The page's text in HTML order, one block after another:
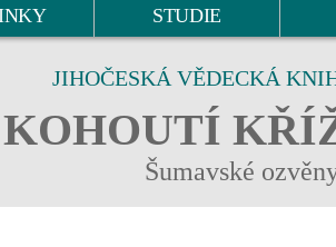
STUDIE
JIHOČESKÁ VĚDECKÁ
KOHOUTÍ
Šumavské